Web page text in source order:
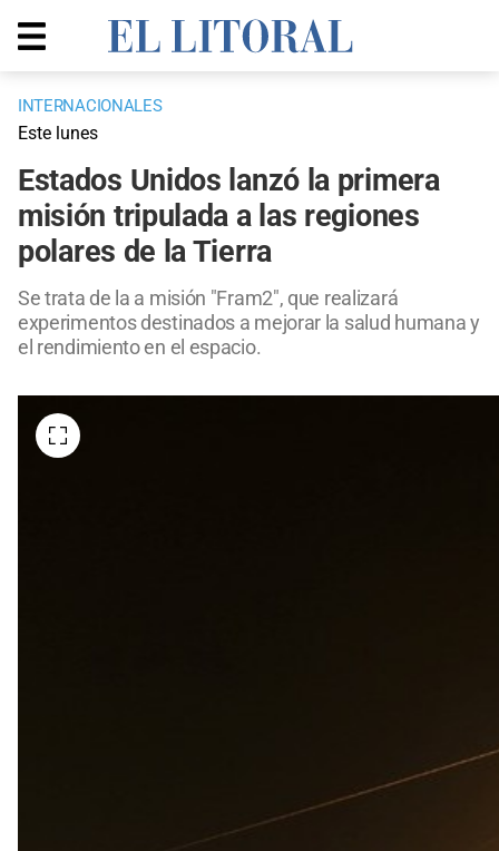
INTERNACIONALES
Este lunes
Estados Unidos lanzó la primera
misión tripulada a las regiones
polares de la Tierra
Se trata de la a misión "Fram2", que realizará
experimentos destinados a mejorar la salud humana y
el rendimiento en el espacio.